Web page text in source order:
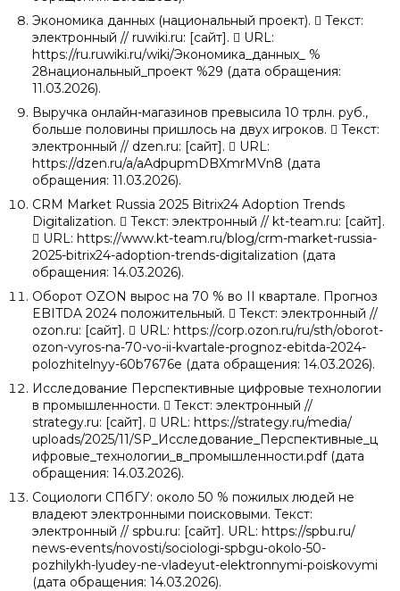
Экономика данных (национальный проект).  Текст:
электронный // ruwiki.ru: [сайт].  URL:
https://ru.ruwiki.ru/wiki/Экономика_данных_ %
28национальный_проект %29 (дата обращения:
11.03.2026).
Выручка онлайн-магазинов превысила 10 трлн. руб.,
больше половины пришлось на двух игроков.  Текст:
электронный // dzen.ru: [сайт].  URL:
https://dzen.ru/a/aAdpupmDBXmrMVn8 (дата
обращения: 11.03.2026).
CRM Market Russia 2025 Bitrix24 Adoption Trends
Digitalization.  Текст: электронный // kt-team.ru: [сайт].
 URL: https://www.kt-team.ru/blog/crm-market-russia-
2025-bitrix24-adoption-trends-digitalization (дата
обращения: 14.03.2026).
Оборот OZON вырос на 70 % во II квартале. Прогноз
EBITDA 2024 положительный.  Текст: электронный //
ozon.ru: [сайт].  URL: https://corp.ozon.ru/ru/sth/oborot-
ozon-vyros-na-70-vo-ii-kvartale-prognoz-ebitda-2024-
polozhitelnyy-60b7676e (дата обращения: 14.03.2026).
Исследование Перспективные цифровые технологии
в промышленности.  Текст: электронный //
strategy.ru: [сайт].  URL: https://strategy.ru/media/
uploads/2025/11/SP_Исследование_Перспективные_ц
ифровые_технологии_в_промышленности.pdf (дата
обращения: 14.03.2026).
Социологи СПбГУ: около 50 % пожилых людей не
владеют электронными поисковыми. Текст:
электронный // spbu.ru: [сайт]. URL: https://spbu.ru/
news-events/novosti/sociologi-spbgu-okolo-50-
pozhilykh-lyudey-ne-vladeyut-elektronnymi-poiskovymi
(дата обращения: 14.03.2026).